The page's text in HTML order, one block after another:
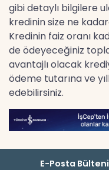
gibi detaylı bilgilere
kredinin size ne
Kredinin faiz oranı
de ödeyeceğiniz
avantajlı olacak
ödeme tutarına ve
edebilirsiniz.
E-Posta